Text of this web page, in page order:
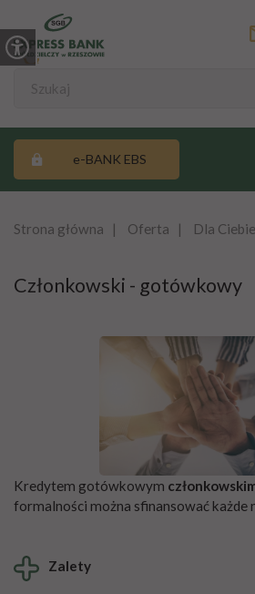
e-BANK EBS
Strona główna Oferta Dla Ciebie
Członkowski - gotówkowy
Kredytem gotówkowym
formalności można sfinansować każde
Zalety